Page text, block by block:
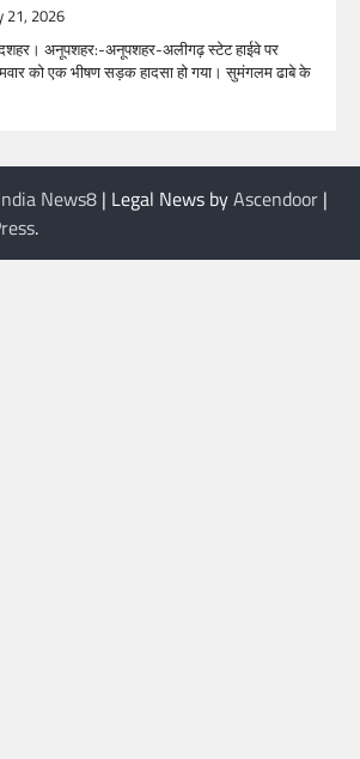
21, 2026
अनूपशहर:-अनूपशहर-अलीगढ़ स्टेट हाईवे पर
को एक भीषण सड़क हादसा हो गया। सुमंगलम ढाबे के
News8 | Legal News byAscendoor |
.